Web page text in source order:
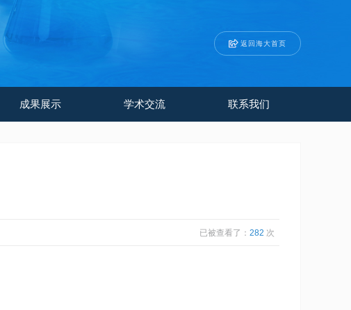
返回海大首页
成果展示 学术交流 联系我们
已被查看了： 282 次